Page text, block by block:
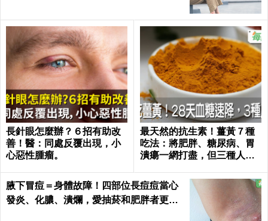
長針眼怎麼辦？６招有助改
善！醫：同處反覆出現，小
心惡性腫瘤。
最天然的抗生素！薑黃７種
吃法：將肥胖、糖尿病、胃
潰瘍一網打盡，但三種人千
腋下冒痘＝身體故障！四部位長痘痘當心
發炎、化膿、潰爛，愛抽菸和肥胖者更要